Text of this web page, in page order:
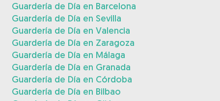
Guardería de Día en Barcelona
Guardería de Día en Sevilla
Guardería de Día en Valencia
Guardería de Día en Zaragoza
Guardería de Día en Málaga
Guardería de Día en Granada
Guardería de Día en Córdoba
Guardería de Día en Bilbao